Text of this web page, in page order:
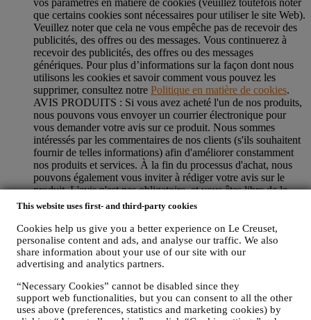
This website uses first- and third-party cookies
Cookies help us give you a better experience on Le Creuset,
personalise content and ads, and analyse our traffic. We also
share information about your use of our site with our
advertising and analytics partners.
“Necessary Cookies” cannot be disabled since they
support web functionalities, but you can consent to all the other
uses above (preferences, statistics and marketing cookies) by
que certains cookies sont nécessaires pour utiliser le site Web).
Veuillez noter que cela ne vous empêche pas de recevoir des
publicités, des offres ou des messages. Vous continuerez à
recevoir des publicités, des offres ou des messages
génériques. Pour plus d’informations sur la façon dont nous
utilisons les cookies et savoir comment vous pouvez les
supprimer, consultez notre Politique en matière de cookies.
AVIS PRODUITS : Si vous avez acheté l'un de nos produits,
nous pouvons vous envoyer un courrier électronique pour
vous demander votre avis sur ce produit. Nous sommes
intéressés par les commentaires de nos clients (s'ils souhaitent
fournir de telles informations) afin d'améliorer constamment
nos produits et services. À la fin du processus d'achat, nous
pouvons également vous inviter à rédiger votre avis sur le
produit. L'avis n'est pas obligatoire, et vous êtes libre de le
donner ou non.
WHATSAPP FOR BUSINESS : Certains de nos magasins
physiques utilisent WhatsApp Business avec les clients qui en
font la demande, uniquement pour fournir une assistance et
envoyer des informations sur nos produits. Ce canal n'est pas
destiné à la vente de nos produits. Aucune donnée de carte de
WhatsApp. Vous pouvez en savoir plus sur les conditions et
les garanties de WhatsApp pour le transfert international de
vos données surhttps://www.whatsapp.com/legal/privacy-